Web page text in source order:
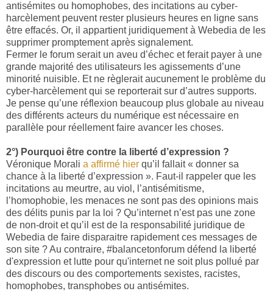
antisémites ou homophobes, des incitations au cyber-
harcèlement peuvent rester plusieurs heures en ligne sans
être effacés. Or, il appartient juridiquement à Webedia de les
supprimer promptement après signalement.
Fermer le forum serait un aveu d’échec et ferait payer à une
grande majorité des utilisateurs les agissements d’une
minorité nuisible. Et ne règlerait aucunement le problème du
cyber-harcèlement qui se reporterait sur d’autres supports.
Je pense qu’une réflexion beaucoup plus globale au niveau
des différents acteurs du numérique est nécessaire en
parallèle pour réellement faire avancer les choses.
2°) Pourquoi être contre la liberté d’expression ?
Véronique Morali a affirmé hier qu’il fallait « donner sa
chance à la liberté d’expression ». Faut-il rappeler que les
incitations au meurtre, au viol, l’antisémitisme,
l’homophobie, les menaces ne sont pas des opinions mais
des délits punis par la loi ? Qu’internet n’est pas une zone
de non-droit et qu’il est de la responsabilité juridique de
Webedia de faire disparaitre rapidement ces messages de
son site ? Au contraire, #balancetonforum défend la liberté
d'expression et lutte pour qu'internet ne soit plus pollué par
des discours ou des comportements sexistes, racistes,
homophobes, transphobes ou antisémites.